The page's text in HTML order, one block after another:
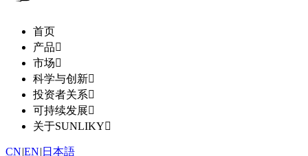
首页
产品
市场
科学与创新
投资者关系
可持续发展
关于SUNLIKY
CN|EN| 日本語